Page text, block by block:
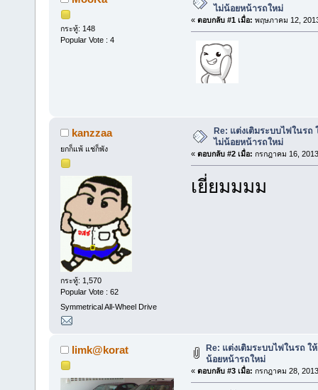
กระทู้: 148
Popular Vote : 4
ไม่น้อยหน้ารถใหม่
« ตอบกลับ #1 เมื่อ: พฤษภาคม 12,
kanzzaa
ยกก็แพ้ แช่ก็พัง
กระทู้: 1,570
Popular Vote : 62
Symmetrical All-Wheel Drive
Re: แต่งเติมระบบไฟในรถ
ไม่น้อยหน้ารถใหม่
« ตอบกลับ #2 เมื่อ: กรกฎาคม 16,
เยี่ยมมมม
limk@korat
Re: แต่งเติมระบบไฟในรถ ใ
น้อยหน้ารถใหม่
« ตอบกลับ #3 เมื่อ: กรกฎาคม 28,